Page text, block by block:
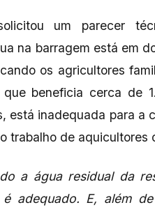
um parecer
na barragem está em
os agricultores
beneficia cerca de
está inadequada para a
trabalho de aquicultores
a água residual da
adequado. E, além